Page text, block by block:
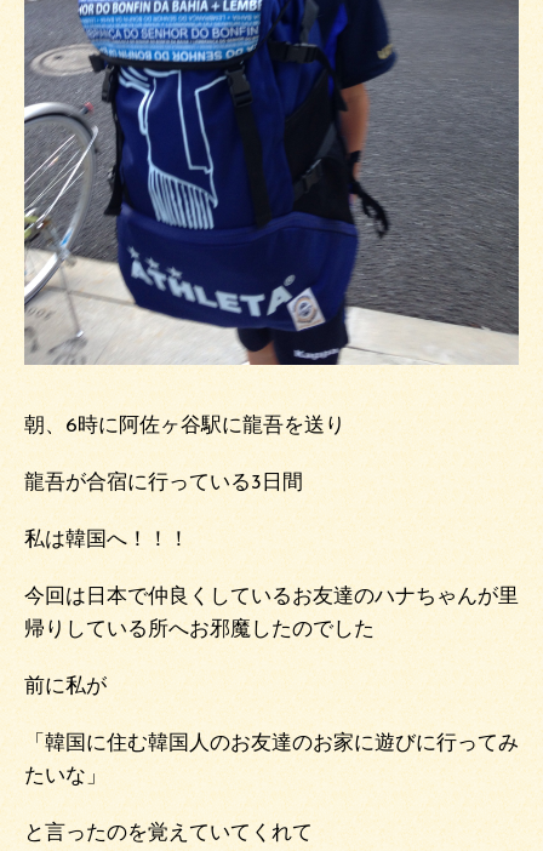
朝、6時に阿佐ヶ谷駅に龍吾を送り
龍吾が合宿に行っている3日間
私は韓国へ！！！
今回は日本で仲良くしているお友達のハナちゃんが里
帰りしている所へお邪魔したのでした
前に私が
「韓国に住む韓国人のお友達のお家に遊びに行ってみ
たいな」
と言ったのを覚えていてくれて